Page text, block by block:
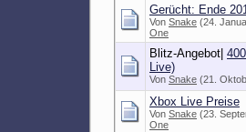
Gerücht: Ende
Von Snake (24.
One
Blitz-Angebot|
Live)
Von Snake (21.
Xbox Live Preise
Von Snake (23.
One